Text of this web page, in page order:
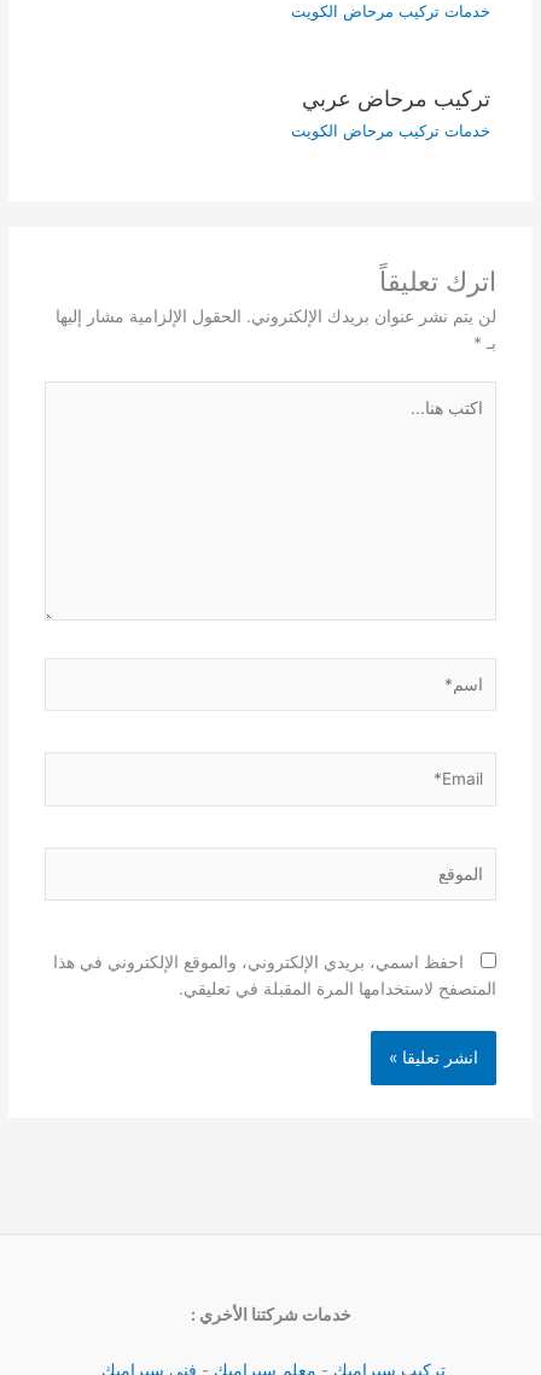
خدمات تركيب مرحاض الكويت
تركيب مرحاض عربي
خدمات تركيب مرحاض الكويت
اترك تعليقاً
لن يتم نشر عنوان بريدك الإلكتروني. الحقول الإلزامية مشار إليها
بـ *
هنا...
احفظ اسمي، بريدي الإلكتروني، والموقع الإلكتروني في هذا
المتصفح لاستخدامها المرة المقبلة في تعليقي.
خدمات شركتنا الأخري :
تركيب سيراميك - معلم سيراميك - فني سيراميك